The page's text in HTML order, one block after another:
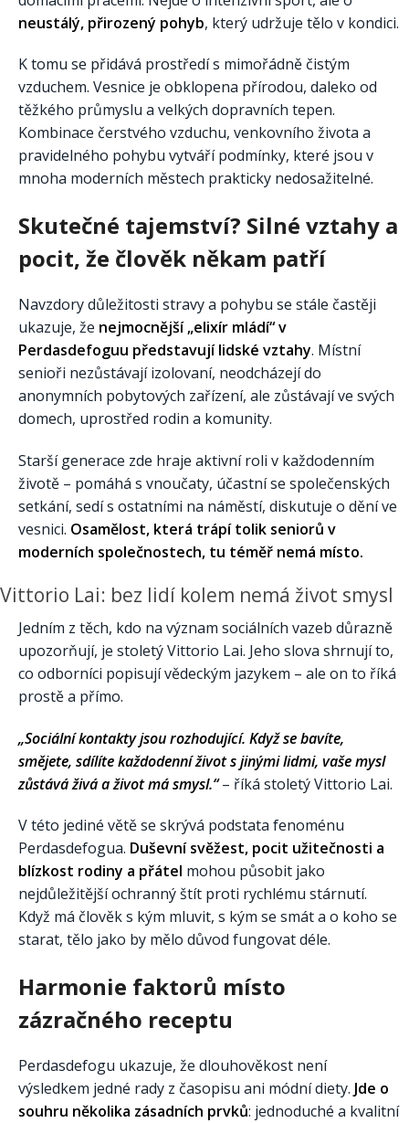
neustálý, přirozený pohyb, který udržuje tělo v kondici.
K tomu se přidává prostředí s mimořádně čistým
vzduchem. Vesnice je obklopena přírodou, daleko od
těžkého průmyslu a velkých dopravních tepen.
Kombinace čerstvého vzduchu, venkovního života a
pravidelného pohybu vytváří podmínky, které jsou v
mnoha moderních městech prakticky nedosažitelné.
Skutečné tajemství? Silné vztahy a
pocit, že člověk někam patří
Navzdory důležitosti stravy a pohybu se stále častěji
ukazuje, že nejmocnější „elixír mládí“ v
Perdasdefoguu představují lidské vztahy. Místní
senioři nezůstávají izolovaní, neodcházejí do
anonymních pobytových zařízení, ale zůstávají ve svých
domech, uprostřed rodin a komunity.
Starší generace zde hraje aktivní roli v každodenním
životě – pomáhá s vnoučaty, účastní se společenských
setkání, sedí s ostatními na náměstí, diskutuje o dění ve
vesnici. Osamělost, která trápí tolik seniorů v
moderních společnostech, tu téměř nemá místo.
Vittorio Lai: bez lidí kolem nemá život smysl
Jedním z těch, kdo na význam sociálních vazeb důrazně
upozorňují, je stoletý Vittorio Lai. Jeho slova shrnují to,
co odborníci popisují vědeckým jazykem – ale on to říká
prostě a přímo.
„Sociální kontakty jsou rozhodující. Když se bavíte,
smějete, sdílíte každodenní život s jinými lidmi, vaše mysl
zůstává živá a život má smysl.“– říká stoletý Vittorio Lai.
V této jediné větě se skrývá podstata fenoménu
Perdasdefogua. Duševní svěžest, pocit užitečnosti a
blízkost rodiny a přátel mohou působit jako
nejdůležitější ochranný štít proti rychlému stárnutí.
Když má člověk s kým mluvit, s kým se smát a o koho se
starat, tělo jako by mělo důvod fungovat déle.
Harmonie faktorů místo
zázračného receptu
Perdasdefogu ukazuje, že dlouhověkost není
výsledkem jedné rady z časopisu ani módní diety. Jde o
souhru několika zásadních prvků: jednoduché a kvalitní